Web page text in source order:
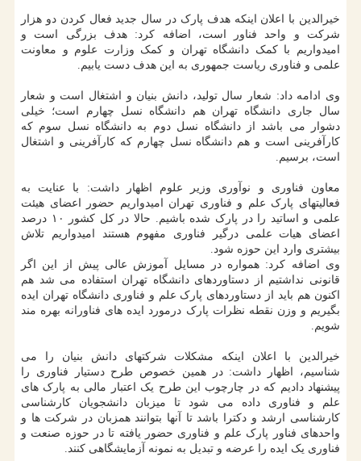
خیرالدین با اعلان اینکه هدف پارک در سال جدید فعال کردن دو هزار
شرکت و واحد فناور است، اضافه کرد: هدف بزرگی است و
امیدواریم با کمک دانشگاه تهران و کمک وزارت علوم و معاونت
علمی و فناوری ریاست جمهوری به این هدف دست یابیم.
وی ادامه داد: شعار سال تولید، دانش بنیان و اشتغال است و شعار
سال جاری دانشگاه تهران هم دانشگاه نسل چهارم است؛ خیلی
دشوار می باشد از دانشگاه نسل دوم به دانشگاه نسل سوم که
کارآفرینی است و هم دانشگاه نسل چهارم که کارآفرینی و اشتغال
است، برسیم.
معاون فناوری و نوآوری وزیر علوم اظهار داشت: با عنایت به
فعالیتهای پارک علم و فناوری تهران امیدواریم حضور اعضای هیئت
علمی و اساتید را در پارک شده باشیم. حالا در کل کشور ۱۰ درصد
اعضای هیات علمی درگیر فناوری مفهوم هستند امیدواریم تلاش
بیشتری وارد این حوزه شود.
وی اضافه کرد: همواره در مسایل آموزش عالی پیش از این اگر
قانونی نداشتیم از دستاوردهای دانشگاه تهران استفاده می شد هم
اکنون هم باید از دستاوردهای پارک علم و فناوری دانشگاه تهران ایده
بگیریم و وزن نقطه نظرات پارک درمورد ایده های فناورانه بهره مند
شویم.
خیرالدین با اعلان اینکه مشکلات شرکتهای دانش بنیان را می
شناسیم، اظهار داشت: در همین خصوص طرح دستیار فناوری را
پیشنهاد دادیم که در چارچوب این طرح یک اعتبار مالی به پارک های
علم و فناوری داده می شود تا میزبان دانشجویان کارشناسی
کارشناسی ارشد و دکترا باشد تا آنها بتوانند همزبان در شرکت ها و
واحدهای فناور پارک علم و فناوری حضور یافته تا در حوزه صنعت و
فناوری یک ایده را عرضه و تبدیل به نمونه آزمایشگاهی کنند.